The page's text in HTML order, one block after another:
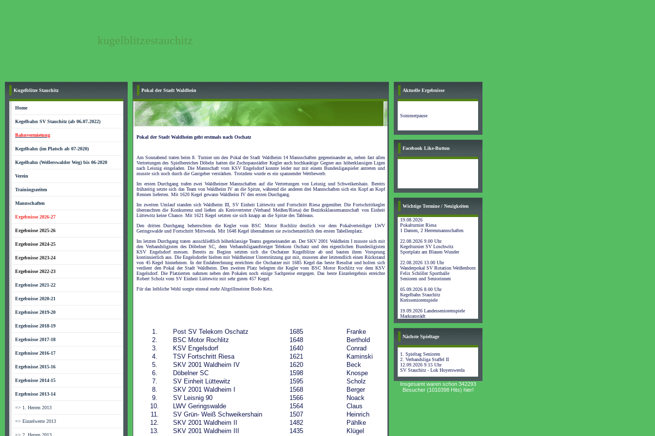
kugelblitzestauchitz
Kugelblitze Stauchitz
Home
Kegelbahn SV Stauchitz (ab 06.07.2022)
Bahnvermietung
Kegelbahn (im Platsch ab 07-2020)
Kegelbahn (Wellerswalder Weg) bis 06-2020
Verein
Trainingszeiten
Mannschaften
Ergebnisse 2026-27
Ergebnisse 2025-26
Ergebnisse 2024-25
Ergebnisse 2023-24
Ergebnisse 2022-23
Ergebnisse 2021-22
Ergebnisse 2020-21
Ergebnisse 2019-20
Ergebnisse 2018-19
Ergebnisse 2017-18
Ergebnisse 2016-17
Ergebnisse 2015-16
Ergebnisse 2014-15
Ergebnisse 2013-14
=> 1. Herren 2013
=> Einzelwerte 2013
=> 2. Herren 2013
Pokal der Stadt Waldhein
Pokal der Stadt Waldheim geht erstmals nach Oschatz
Am Sonnabend traten beim 8. Turnier um den Pokal der Stadt Waldheim 14 Mannschaften gegeneinander an, neben fast allen
Vertretungen des Spielbereiches Döbeln hatten die Zschopaustädter Kegler auch hochkarätige Gegner aus höherklassigen Ligen
nach Leisnig eingeladen. Die Mannschaft vom KSV Engelsdorf konnte leider nur mit einem Bundesligaspieler antreten und
musste sich noch durch die Gastgeber verstärken. Trotzdem wurde es ein spannender Wettbewerb.
Im ersten Durchgang trafen zwei Waldheimer Mannschaften auf die Vertretungen von Leisnig und Schweikershain. Bereits
frühzeitig setzte sich das Team von Waldheim IV an die Spitze, während die anderen drei Mannschaften sich ein Kopf an Kopf
Rennen lieferten. Mit 1620 Kegel gewann Waldheim IV den ersten Durchgang.
Im zweiten Umlauf standen sich Waldheim III, SV Einheit Lüttewitz und Fortschritt Riesa gegenüber. Die Fortschrittkegler
überraschten die Konkurrenz und ließen als Kreisvertreter (Verband Meißen/Riesa) der Bezirksklassemannschaft von Einheit
Lüttewitz keine Chance. Mit 1621 Kegel setzten sie sich knapp an die Spitze des Tableaus.
Den dritten Durchgang beherrschten die Kegler vom BSC Motor Rochlitz deutlich vor dem Pokalverteidiger LWV
Geringswalde und Fortschritt Mittweida. Mit 1648 Kegel übernahmen sie zwischenzeitlich den ersten Tabellenplatz.
Im letzten Durchgang traten ausschließlich höherklassige Teams gegeneinander an. Der SKV 2001 Waldheim I musste sich mit
den Verbandsligisten des Döbelner SC, dem Verbandsligaaufsteiger Telekom Oschatz und den eigentlichen Bundesligisten
KSV Engelsdorf messen. Bereits zu Beginn setzten sich die Oschatzer Kugelblitze ab und bauten ihren Vorsprung
kontinuierlich aus. Die Engelsdorfer hielten mit Waldheimer Unterstützung gut mit, mussten aber letztendlich einen Rückstand
von 45 Kegel hinnehmen. In der Endabrechnung erreichten die Oschatzer mit 1685 Kegel das beste Resultat und holten sich
verdient den Pokal der Stadt Waldheim. Den zweiten Platz belegten die Kegler vom BSC Motor Rochlitz vor dem KSV
Engelsdorf. Die Platzierten nahmen neben den Pokalen noch einige Sachpreise entgegen. Das beste Einzelergebnis erreichte
Robert Scholz vom SV Einheit Lüttewitz mit sehr guten 457 Kegel.
Für das leibliche Wohl sorgte einmal mehr Altgrillmeister Bodo Ketz.
1. Post SV Telekom Oschatz 1685 Franke
2.
BSC Motor Rochlitz 1648 Berthold
422
3.
KSV Engelsdorf 1640 Conrad
439
4.
TSV Fortschritt Riesa 1621 Kaminski
439
5.
SKV 2001 Waldheim IV 1620 Beck
435
6.
Döbelner SC 1598 Knospe
412
7.
SV Einheit Lüttewitz 1595 Scholz
457
8.
SKV 2001 Waldheim I 1568 Berger
430
9.
SV Leisnig 90 1566 Noack
10.
LWV Geringswalde 1564 Claus
11.
SV Grün- Weiß Schweikershain 1507 Heinrich
12.
SKV 2001 Waldheim II 1482 Pählke
13.
SKV 2001 Waldheim III 1435 Klügel
Aktuelle Ergebnisse
Sommerpause
Facebook Like-Button
Wichtige Termine / Neuigkeiten
19.08.2026
Pokalturnier Riesa
1 Damen, 2 Herrenmannschaften
22.08.2026 9.00 Uhr
Kegelturnier SV Loschwitz
Sportplatz am Blauen Wunder
22.08.2026 13.00 Uhr
Wanderpokal SV Rotation Weißenborn
Felix Schöller Sporthalle
Senioren und Seniorinnen
05.09.2026 8.00 Uhr
Kegelbahn Stauchitz
Kreisseniorenspiele
19.09.2026 Landesseniorenspiele
Markranstädt
Nächste Spieltage
1. Spieltag Senioren
2. Verbandsliga Staffel II
12.09.2026 9.15 Uhr
SV Stauchitz - Lok Hoyerswerda
Insgesamt waren schon 342293
Besucher (1010398 Hits) hier!